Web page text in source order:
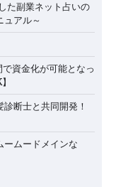
た副業ネット占いの
アル～
資金化が可能となっ
断士と共同開発！
ームードメインな